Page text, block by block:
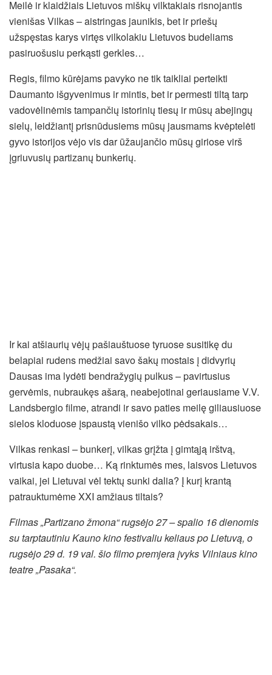
Meilė ir klaidžiais Lietuvos miškų vilktakiais risnojantis
vienišas Vilkas – aistringas jaunikis, bet ir priešų
užspęstas karys virtęs vilkolakiu Lietuvos budeliams
pasiruošusiu perkąsti gerkles…
Regis, filmo kūrėjams pavyko ne tik taikliai perteikti
Daumanto išgyvenimus ir mintis, bet ir permesti tiltą tarp
vadovėlinėmis tampančių istorinių tiesų ir mūsų abejingų
sielų, leidžiantį prisnūdusiems mūsų jausmams kvėptelėti
gyvo istorijos vėjo vis dar ūžaujančio mūsų giriose virš
įgriuvusių partizanų bunkerių.
Ir kai atšiaurių vėjų pašiauštuose tyruose susitikę du
belapiai rudens medžiai savo šakų mostais į didvyrių
Dausas ima lydėti bendražygių pulkus – pavirtusius
gervėmis, nubraukęs ašarą, neabejotinai geriausiame V.V.
Landsbergio filme, atrandi ir savo paties meilę giliausiuose
sielos kloduose įspaustą vienišo vilko pėdsakais…
Vilkas renkasi – bunkerį, vilkas grįžta į gimtąją irštvą,
virtusia kapo duobe… Ką rinktumės mes, laisvos Lietuvos
vaikai, jei Lietuvai vėl tektų sunki dalia? Į kurį krantą
patrauktumėme XXI amžiaus tiltais?
Filmas „Partizano žmona“ rugsėjo 27 – spalio 16 dienomis
su tarptautiniu Kauno kino festivaliu keliaus po Lietuvą, o
rugsėjo 29 d. 19 val. šio filmo premjera įvyks Vilniaus kino
teatre „Pasaka“.